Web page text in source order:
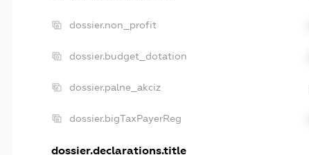
dossier.non_profit
dossier.budget_dotation
dossier.palne_akciz
dossier.bigTaxPayerReg
dossier.declarations.title